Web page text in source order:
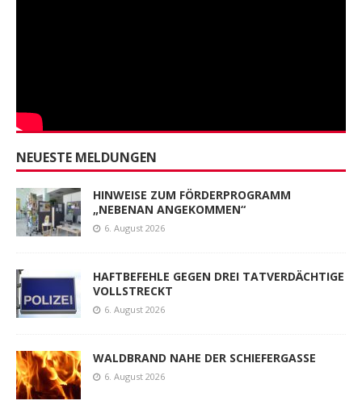
NEUESTE MELDUNGEN
HINWEISE ZUM FÖRDERPROGRAMM
„NEBENAN ANGEKOMMEN“
6. August 2026
HAFTBEFEHLE GEGEN DREI TATVERDÄCHTIGE
VOLLSTRECKT
6. August 2026
WALDBRAND NAHE DER SCHIEFERGASSE
6. August 2026